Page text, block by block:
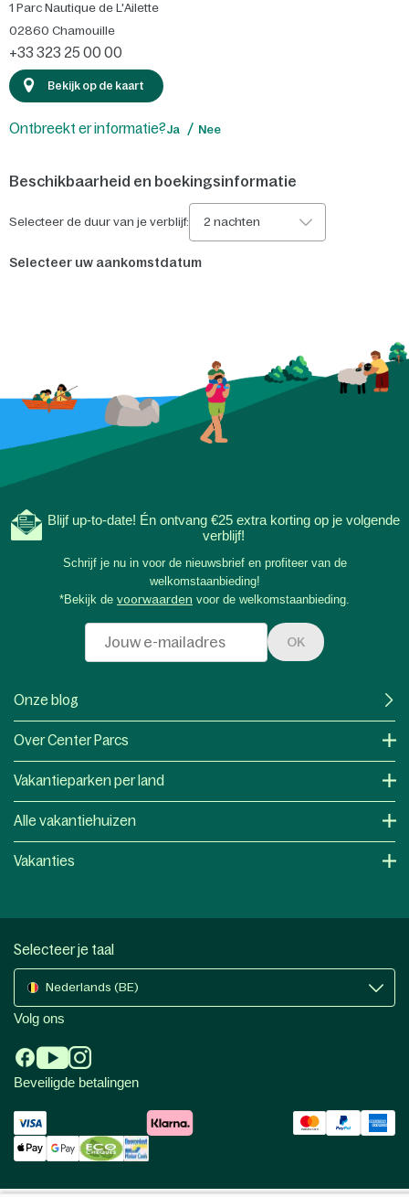
1 Parc Nautique de L'Ailette
02860 Chamouille
+33 323 25 00 00
Bekijk op de kaart
Ontbreekt er informatie?Ja Nee
Beschikbaarheid en boekingsinformatie
Selecteer de duur van je verblijf: 2 nachten
Selecteer uw aankomstdatum
Blijf up-to-date! Én ontvang €25 extra korting op je volgende
verblijf!
Schrijf je nu in voor de nieuwsbrief en profiteer van de
welkomstaanbieding!
*Bekijk de voorwaarden voor de welkomstaanbieding.
OK
Onze blog
Over Center Parcs
Vakantieparken per land
Alle vakantiehuizen
Vakanties
Selecteer je taal
Nederlands (BE)
Volg ons
Beveiligde betalingen